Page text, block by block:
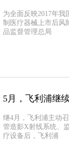
为全面反映2017年
制医疗器械上市后风
品监督管理总局
5月，飞利浦继
继4月，飞利浦主动
管造影X射线系统、
疗设备后，飞利浦